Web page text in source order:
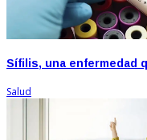
Sífilis, una enfermedad
Salud